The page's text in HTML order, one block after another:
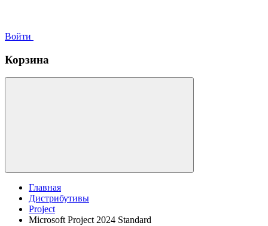
Войти
Корзина
Главная
Дистрибутивы
Project
Microsoft Project 2024 Standard